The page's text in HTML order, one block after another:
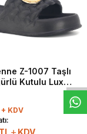
WhtsappDeseHatt
Z-1007 Taşlı
Kutulu Lux
KDV
TL KDV